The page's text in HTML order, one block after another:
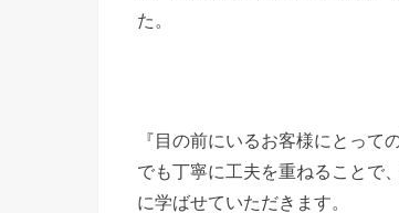
た。
『目の前にいるお客様にとっ
でも丁寧に工夫を重ねることで
に学ばせていただきます。